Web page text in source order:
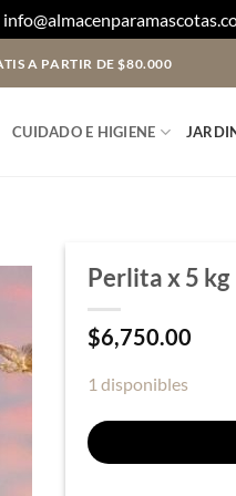
A PARTIR DE $80.000
CUIDADO E HIGIENE
Perlita x 5 kg
$6,750.00
1 disponibles